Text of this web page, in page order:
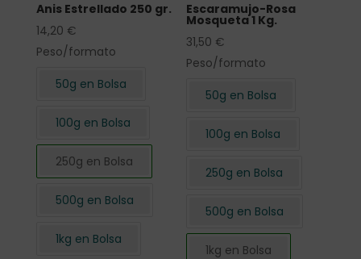
Anis Estrellado 250 gr.
14,20 €
Peso/formato
50g en Bolsa
100g en Bolsa
250g en Bolsa
500g en Bolsa
1kg en Bolsa
Escaramujo-Rosa
Mosqueta 1 Kg.
31,50 €
Peso/formato
50g en Bolsa
100g en Bolsa
250g en Bolsa
500g en Bolsa
1kg en Bolsa